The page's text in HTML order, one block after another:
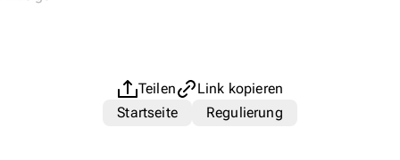
Teilen
Link kopieren
Startseite
Regulierung